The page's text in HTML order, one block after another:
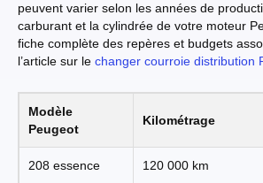
peuvent varier selon les années de
carburant et la cylindrée de votre moteur
fiche complète des repères et budgets
l’article sur le changer courroie distribution
Modèle
Peugeot
Kilométrage
208 essence 120 000 km